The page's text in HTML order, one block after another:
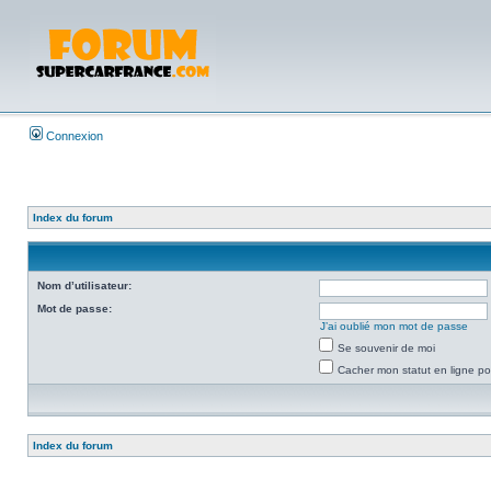
Connexion
Index du forum
Nom d’utilisateur:
Mot de passe:
J’ai oublié mon mot de passe
Se souvenir de moi
Cacher mon statut en ligne
Index du forum